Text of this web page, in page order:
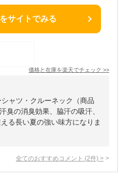
サイトでみる
価格と在庫を楽天でチェック >>
ャツ・クルーネック（商品
の消臭効果、脇汗の吸汗、
る長い夏の強い味方になりま
全てのおすすめコメント (2件) >